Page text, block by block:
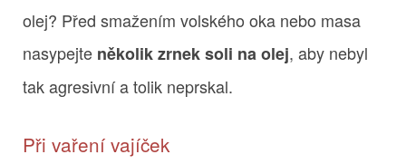
olej? Před smažením volského oka nebo masa
nasypejte několik zrnek soli na olej, aby nebyl
tak agresivní a tolik neprskal.
Při vaření vajíček